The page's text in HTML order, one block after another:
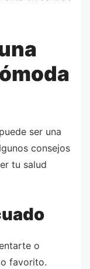
ser una
consejos
tu salud
o
favorito.